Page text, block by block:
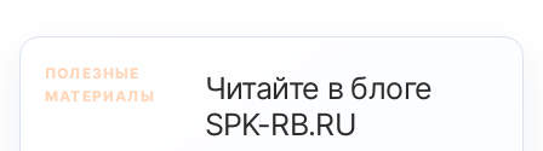
ПОЛЕЗНЫЕ
МАТЕРИАЛЫ
Читайте в блоге
SPK-RB.RU